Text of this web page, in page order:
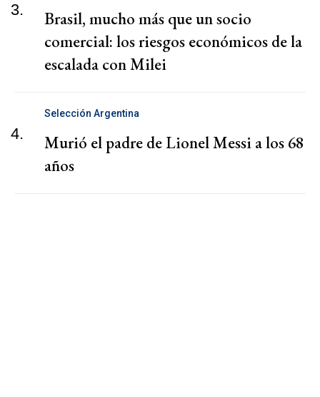
3.
Brasil, mucho más que un socio
comercial: los riesgos económicos de la
escalada con Milei
4.
Selección Argentina
Murió el padre de Lionel Messi a los 68
años